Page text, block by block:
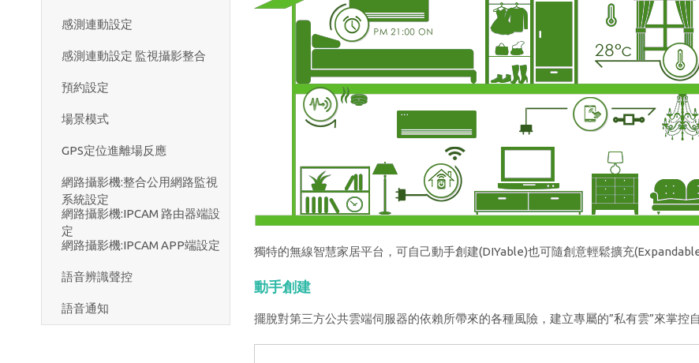
感測連動設定
感測連動設定 監視攝影整合
預約設定
場景模式
GPS定位進離場反應
網路攝影機:整合公用網路監視
系統設定
網路攝影機:IPCAM 路由器端設
定
網路攝影機:IPCAM APP端設定
語音辨識聲控
語音通知
獨特的無線智慧家居平台，可自己動手創建(DIYable)也可隨創意輕鬆擴充
動手創建
擺脫對第三方公共雲端伺服器的依賴所帶來的各種風險，建立專屬的”私有雲”來掌控